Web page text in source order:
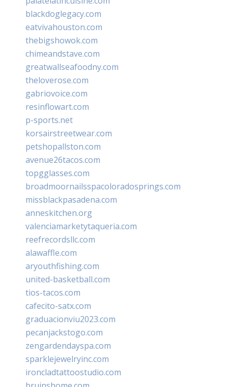
blackdoglegacy.com
eatvivahouston.com
thebigshowok.com
chimeandstave.com
greatwallseafoodny.com
theloverose.com
gabriovoice.com
resinflowart.com
p-sports.net
korsairstreetwear.com
petshopallston.com
avenue26tacos.com
topgglasses.com
broadmoornailsspacoloradosprings.com
missblackpasadena.com
anneskitchen.org
valenciamarketytaqueria.com
reefrecordsllc.com
alawaffle.com
aryouthfishing.com
united-basketball.com
tios-tacos.com
cafecito-satx.com
graduacionviu2023.com
pecanjackstogo.com
zengardendayspa.com
sparklejewelryinc.com
ironcladtattoostudio.com